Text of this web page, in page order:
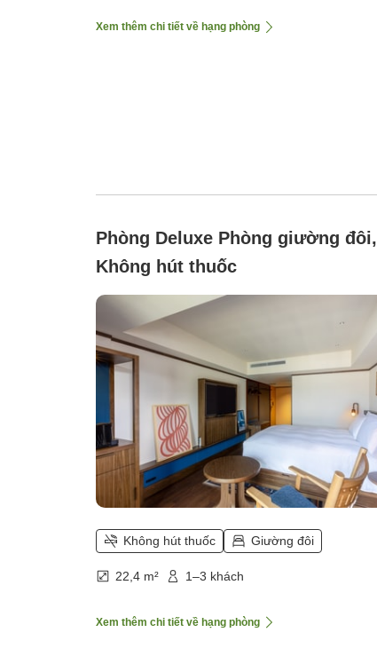
Xem thêm chi tiết về hạng phòng
Phòng Deluxe Phòng giường đôi,
Không hút thuốc
Không hút thuốc Giường đôi
22,4 m² 1–3 khách
Xem thêm chi tiết về hạng phòng